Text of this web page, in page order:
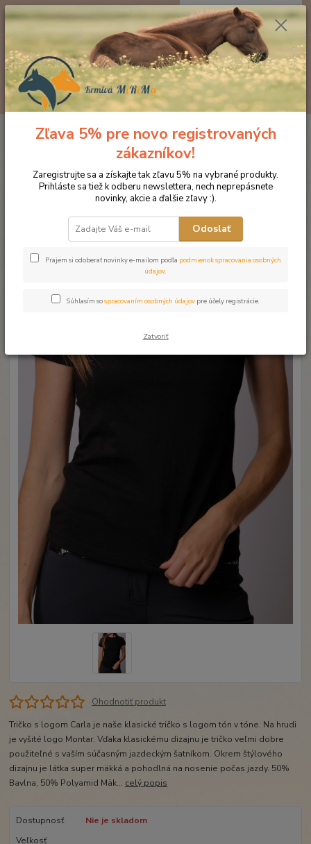
Menu
0ks
za0 €
Značka oblečenia MONTAR ZĽAVY! Tričká
MONTAR tričko
CARLA čierna
MONTAR tričko CARLA čierna
Ohodnotiť produkt
Tričko s logom Carla je naše klasické tričko s logom tón v tóne. Na hrudi
je vyšité logo Montar. Vďaka klasickému dizajnu je tričko veľmi dobre
použiteľné s vaším súčasným jazdeckým šatníkom. Okrem štýlového
dizajnu je látka super mäkká a pohodlná na nosenie počas jazdy. 50%
Bavlna, 50% Polyamid Mäk... celý popis
Dostupnosť
Nie je skladom
Veľkosť
Zľava 5% pre novo registrovaných
zákazníkov!
Zaregistrujte sa a získajte tak zľavu 5% na vybrané produkty.
Prihláste sa tiež k odberu newslettera, nech neprepásnete
novinky, akcie a ďalšie zľavy :).
Odoslať
Prajem si odoberať novinky e-mailom podľa podmienok spracovania osobných
údajov.
Súhlasím sospracovaním osobných údajov pre účely registrácie.
Zatvoriť